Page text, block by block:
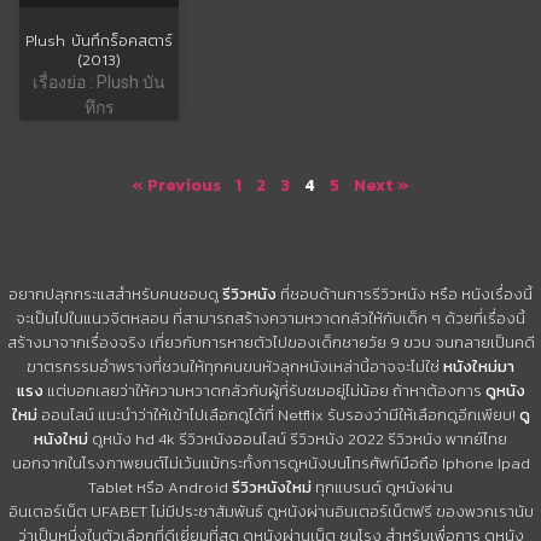
Plush บันทึกร็อคสตาร์
(2013)
เรื่องย่อ : Plush บัน
ทึกร
« Previous 1 2 3 4 5 Next »
อยากปลุกกระแสสำหรับคนชอบดู รีวิวหนัง ที่ชอบด้านการรีวิวหนัง หรือ หนังเรื่องนี้
จะเป็นไปในแนวจิตหลอน ที่สามารถสร้างความหวาดกลัวให้กับเด็ก ๆ ด้วยที่เรื่องนี้
สร้างมาจากเรื่องจริง เกี่ยวกับการหายตัวไปของเด็กชายวัย 9 ขวบ จนกลายเป็นคดี
ฆาตรกรรมอำพรางที่ชวนให้ทุกคนขนหัวลุกหนังเหล่านี้อาจจะไม่ใช่ หนังใหม่มา
แรง แต่บอกเลยว่าให้ความหวาดกลัวกับผู้ที่รับชมอยู่ไม่น้อย ถ้าหาต้องการ ดูหนัง
ใหม่ ออนไลน์ แนะนำว่าให้เข้าไปเลือกดูได้ที่ Netflix รับรองว่ามีให้เลือกดูอีกเพียบ! ดู
หนังใหม่ ดูหนัง hd 4k รีวิวหนังออนไลน์ รีวิวหนัง 2022 รีวิวหนัง พากย์ไทย
นอกจากในโรงภาพยนต์ไม่เว้นแม้กระทั้งการดูหนังบนโทรศัพท์มือถือ Iphone Ipad
Tablet หรือ Android รีวิวหนังใหม่ ทุกแบรนด์ ดูหนังผ่าน
อินเตอร์เน็ต UFABET ไม่มีประชาสัมพันธ์ ดูหนังผ่านอินเตอร์เน็ตฟรี ของพวกเรานับ
ว่าเป็นหนึ่งในตัวเลือกที่ดีเยี่ยมที่สุด ดูหนังผ่านเน็ต ชนโรง สำหรับเพื่อการ ดูหนัง